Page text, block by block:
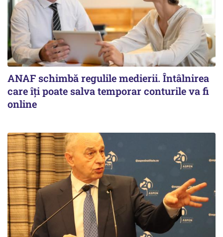
ANAF schimbă regulile medierii. Întâlnirea
care îți poate salva temporar conturile va fi
online